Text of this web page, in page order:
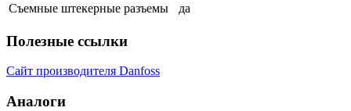
Съемные штекерные разъемы
да
Полезные ссылки
Сайт производителя Danfoss
Аналоги